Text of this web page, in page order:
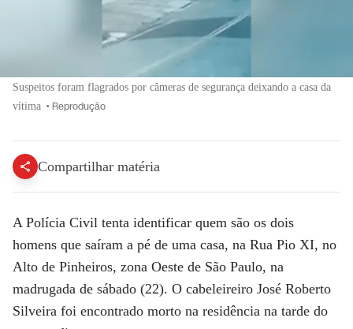
Suspeitos foram flagrados por câmeras de segurança deixando a casa da
vítima • Reprodução
Compartilhar matéria
A Polícia Civil tenta identificar quem são os dois
homens que saíram a pé de uma casa, na Rua Pio XI, no
Alto de Pinheiros, zona Oeste de São Paulo, na
madrugada de sábado (22). O cabeleireiro José Roberto
Silveira foi encontrado morto na residência na tarde do